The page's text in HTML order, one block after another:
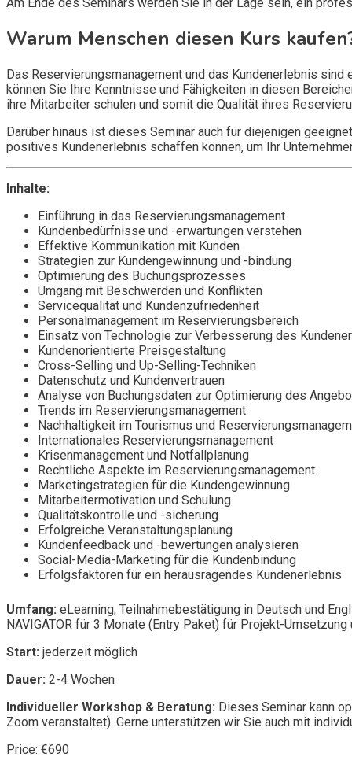
Warum Menschen diesen Kurs
Das Reservierungsmanagement und das Kundenerlebnis
können Sie Ihre Kenntnisse und Fähigkeiten in diesen
ihre Mitarbeiter schulen und somit die Qualität ihres
Darüber hinaus ist dieses Seminar auch für diejenigen
positives Kundenerlebnis schaffen können, um Ihr
Inhalte:
Einführung in das Reservierungsmanagement
Kundenbedürfnisse und -erwartungen verstehen
Effektive Kommunikation mit Kunden
Strategien zur Kundengewinnung und -bindung
Optimierung des Buchungsprozesses
Umgang mit Beschwerden und Konflikten
Servicequalität und Kundenzufriedenheit
Personalmanagement im Reservierungsbereich
Einsatz von Technologie zur Verbesserung des
Kundenorientierte Preisgestaltung
Cross-Selling und Up-Selling-Techniken
Datenschutz und Kundenvertrauen
Analyse von Buchungsdaten zur Optimierung des
Trends im Reservierungsmanagement
Nachhaltigkeit im Tourismus und
Internationales Reservierungsmanagement
Krisenmanagement und Notfallplanung
Rechtliche Aspekte im Reservierungsmanagement
Marketingstrategien für die Kundengewinnung
Mitarbeitermotivation und Schulung
Qualitätskontrolle und -sicherung
Erfolgreiche Veranstaltungsplanung
Kundenfeedback und -bewertungen analysieren
Social-Media-Marketing für die Kundenbindung
Erfolgsfaktoren für ein herausragendes Kundenerlebnis
Umfang: eLearning, Teilnahmebestätigung in Deutsch und
NAVIGATOR für 3 Monate (Entry Paket) für Projekt-
Start: jederzeit möglich
Dauer: 2-4 Wochen
Individueller Workshop & Beratung: Dieses Seminar kann
Zoom veranstaltet). Gerne unterstützen wir Sie auch mit
Price: €690